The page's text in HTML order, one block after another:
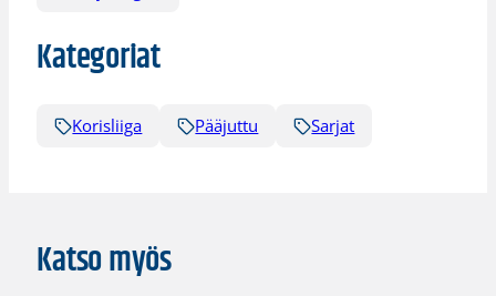
Kategoriat
Korisliiga Pääjuttu Sarjat
Katso myös